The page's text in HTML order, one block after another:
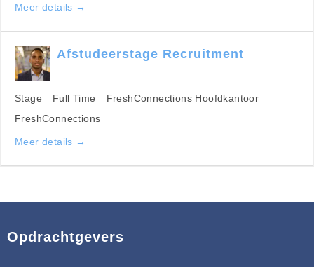
Meer details
Afstudeerstage Recruitment
Stage Full Time
FreshConnections Hoofdkantoor
FreshConnections
Meer details
Opdrachtgevers